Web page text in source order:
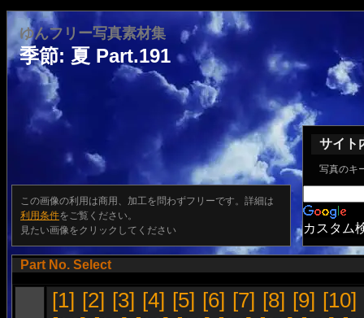
ゆんフリー写真素材集
季節: 夏 Part.191
この画像の利用は商用、加工を問わずフリーです。詳細は
利用条件をご覧ください。
見たい画像をクリックしてください
サイト
写真のキ
カスタム
Part No. Select
[1] [2] [3] [4] [5] [6] [7] [8] [9] [10]